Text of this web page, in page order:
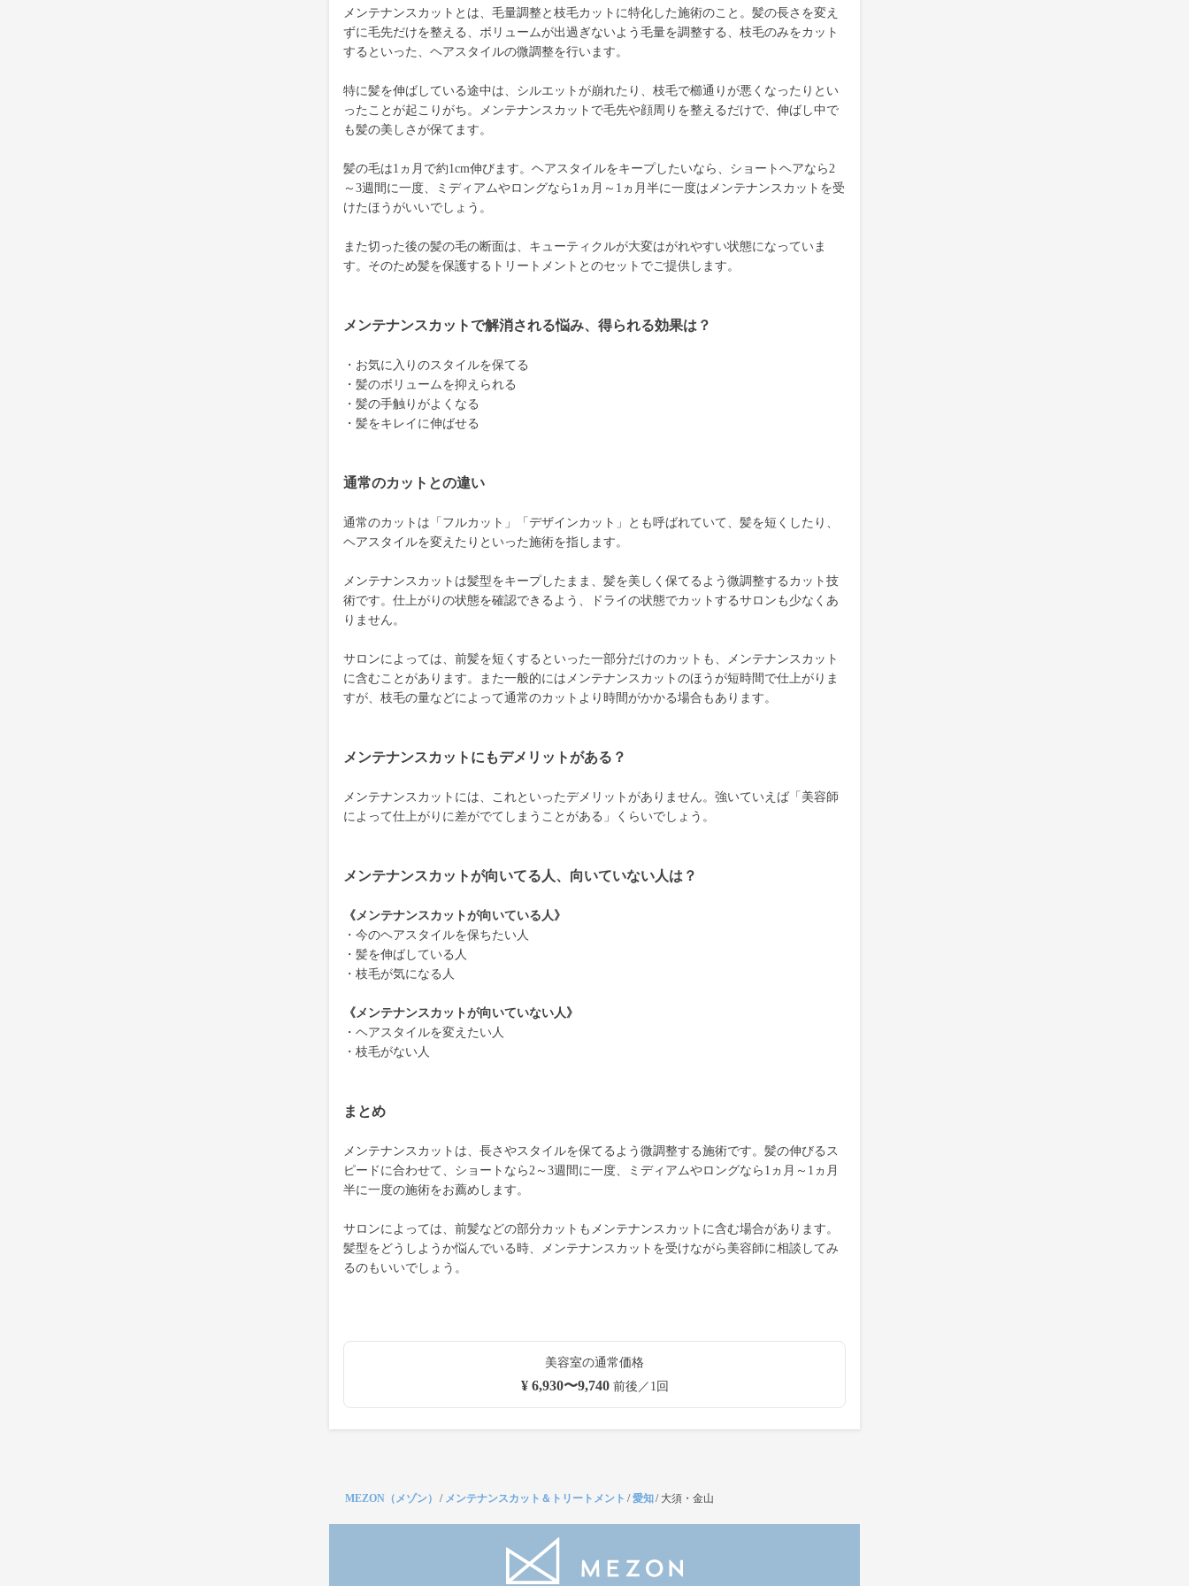
メンテナンスカットとは、毛量調整と枝毛カットに特化した施術のこと。髪の長さを変え
ずに毛先だけを整える、ボリュームが出過ぎないよう毛量を調整する、枝毛のみをカット
するといった、ヘアスタイルの微調整を行います。
特に髪を伸ばしている途中は、シルエットが崩れたり、枝毛で櫛通りが悪くなったりとい
ったことが起こりがち。メンテナンスカットで毛先や顔周りを整えるだけで、伸ばし中で
も髪の美しさが保てます。
髪の毛は1ヵ月で約1cm伸びます。ヘアスタイルをキープしたいなら、ショートヘアなら2
～3週間に一度、ミディアムやロングなら1ヵ月～1ヵ月半に一度はメンテナンスカットを受
けたほうがいいでしょう。
また切った後の髪の毛の断面は、キューティクルが大変はがれやすい状態になっていま
す。そのため髪を保護するトリートメントとのセットでご提供します。
メンテナンスカットで解消される悩み、得られる効果は？
・お気に入りのスタイルを保てる
・髪のボリュームを抑えられる
・髪の手触りがよくなる
・髪をキレイに伸ばせる
通常のカットとの違い
通常のカットは「フルカット」「デザインカット」とも呼ばれていて、髪を短くしたり、
ヘアスタイルを変えたりといった施術を指します。
メンテナンスカットは髪型をキープしたまま、髪を美しく保てるよう微調整するカット技
術です。仕上がりの状態を確認できるよう、ドライの状態でカットするサロンも少なくあ
りません。
サロンによっては、前髪を短くするといった一部分だけのカットも、メンテナンスカット
に含むことがあります。また一般的にはメンテナンスカットのほうが短時間で仕上がりま
すが、枝毛の量などによって通常のカットより時間がかかる場合もあります。
メンテナンスカットにもデメリットがある？
メンテナンスカットには、これといったデメリットがありません。強いていえば「美容師
によって仕上がりに差がでてしまうことがある」くらいでしょう。
メンテナンスカットが向いてる人、向いていない人は？
《メンテナンスカットが向いている人》
・今のヘアスタイルを保ちたい人
・髪を伸ばしている人
・枝毛が気になる人
《メンテナンスカットが向いていない人》
・ヘアスタイルを変えたい人
・枝毛がない人
まとめ
メンテナンスカットは、長さやスタイルを保てるよう微調整する施術です。髪の伸びるス
ピードに合わせて、ショートなら2～3週間に一度、ミディアムやロングなら1ヵ月～1ヵ月
半に一度の施術をお薦めします。
サロンによっては、前髪などの部分カットもメンテナンスカットに含む場合があります。
髪型をどうしようか悩んでいる時、メンテナンスカットを受けながら美容師に相談してみ
るのもいいでしょう。
美容室の通常価格
¥ 6,930〜9,740前後／1回
MEZON（メゾン） / メンテナンスカット＆トリートメント /愛知/ 大須・金山